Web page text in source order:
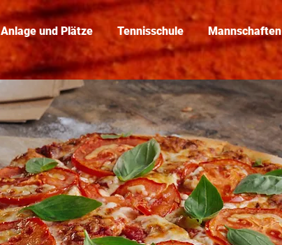
Anlage und Plätze Tennisschule Mannschaften